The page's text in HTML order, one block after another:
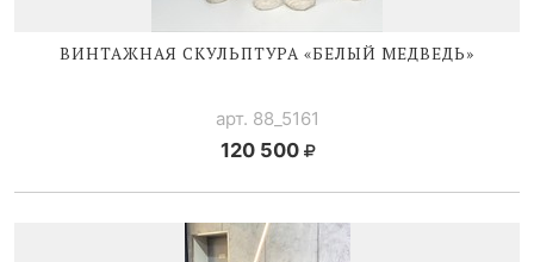
ВИНТАЖНАЯ СКУЛЬПТУРА «БЕЛЫЙ МЕДВЕДЬ»
арт. 88_5161
120 500